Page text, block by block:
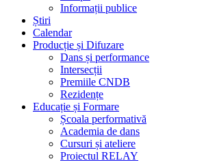
Informații publice
Știri
Calendar
Producție și Difuzare
Dans și performance
Intersecții
Premiile CNDB
Rezidențe
Educație și Formare
Școala performativă
Academia de dans
Cursuri și ateliere
Proiectul RELAY